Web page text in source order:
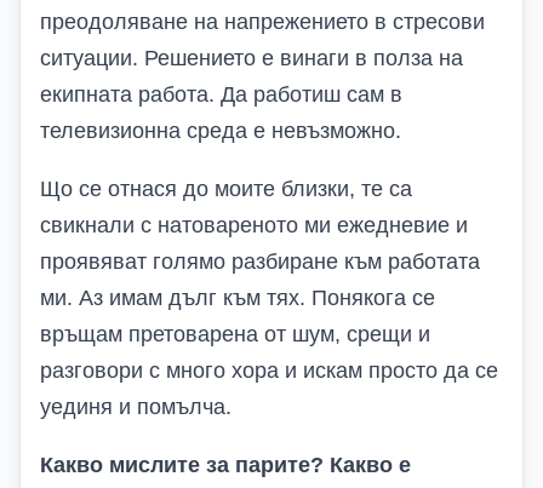
преодоляване на напрежението в стресови
ситуации. Решението е винаги в полза на
екипната работа. Да работиш сам в
телевизионна среда е невъзможно.
Що се отнася до моите близки, те са
свикнали с натовареното ми ежедневие и
проявяват голямо разбиране към работата
ми. Аз имам дълг към тях. Понякога се
връщам претоварена от шум, срещи и
разговори с много хора и искам просто да се
уединя и помълча.
Какво мислите за парите? Какво е